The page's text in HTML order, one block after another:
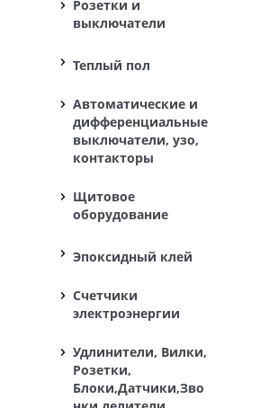
Розетки и
выключатели
Теплый пол
Автоматические и
дифференциальные
выключатели, узо,
контакторы
Щитовое
оборудование
Эпоксидный клей
Счетчики
электроэнергии
Удлинители, Вилки,
Розетки,
Блоки,Датчики,Зво